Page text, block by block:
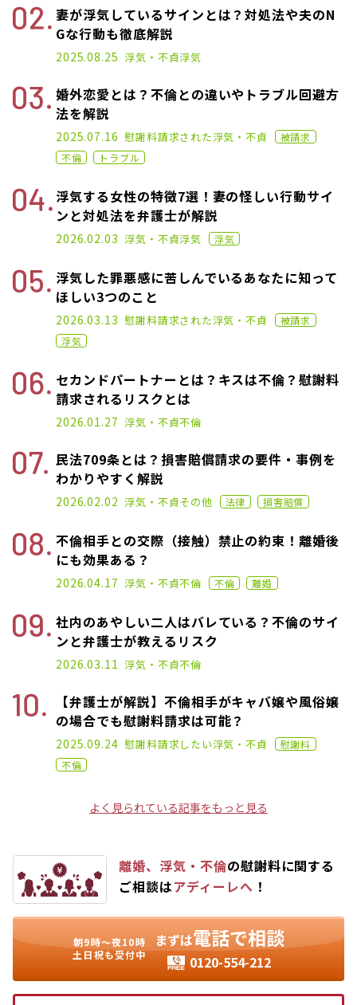
妻が浮気しているサインとは？対処法や夫のN
Gな行動も徹底解説
2025.01.17
2025.08.25 浮気・不貞浮気
婚外恋愛とは？不倫との違いやトラブル回避方
法を解説
2023.04.19
2025.07.16 慰謝料請求された浮気・不貞
被請求
不倫
トラブル
浮気する女性の特徴7選！妻の怪しい行動サイ
ンと対処法を弁護士が解説
2023.01.18
2026.02.03 浮気・不貞浮気 浮気
浮気した罪悪感に苦しんでいるあなたに知って
ほしい3つのこと
2023.03.01
2026.03.13 慰謝料請求された浮気・不貞
被請求
浮気
セカンドパートナーとは？キスは不倫？慰謝料
請求されるリスクとは
2025.01.16
2026.01.27 浮気・不貞不倫
民法709条とは？損害賠償請求の要件・事例を
わかりやすく解説
2020.12.25
2026.02.02 浮気・不貞その他 法律 損害賠償
不倫相手との交際（接触）禁止の約束！離婚後
にも効果ある？
2021.06.02
2026.04.17 浮気・不貞不倫 不倫 離婚
社内のあやしい二人はバレている？不倫のサイ
ンと弁護士が教えるリスク
2026.03.11 浮気・不貞不倫
【弁護士が解説】不倫相手がキャバ嬢や風俗嬢
の場合でも慰謝料請求は可能？
2022.02.02
2025.09.24 慰謝料請求したい浮気・不貞
慰謝料
不倫
よく見られている記事をもっと見る
離婚、浮気・不倫の慰謝料に関する
ご相談はアディーレへ ！
朝9時〜夜10時
土日祝も受付中
まずは電話で相談
0120-554-212